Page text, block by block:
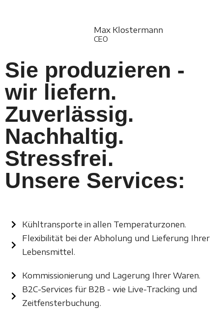
Max Klostermann
CEO
Sie produzieren -
wir liefern.
Zuverlässig.
Nachhaltig.
Stressfrei.
Unsere Services:
Kühltransporte in allen Temperaturzonen.
Flexibilität bei der Abholung und Lieferung Ihrer
Lebensmittel.
Kommissionierung und Lagerung Ihrer Waren.
B2C-Services für B2B - wie Live-Tracking und
Zeitfensterbuchung.